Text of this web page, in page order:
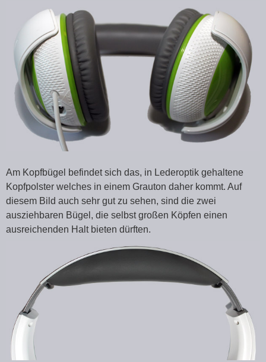
Am Kopfbügel befindet sich das, in Lederoptik gehaltene
Kopfpolster welches in einem Grauton daher kommt. Auf
diesem Bild auch sehr gut zu sehen, sind die zwei
ausziehbaren Bügel, die selbst großen Köpfen einen
ausreichenden Halt bieten dürften.